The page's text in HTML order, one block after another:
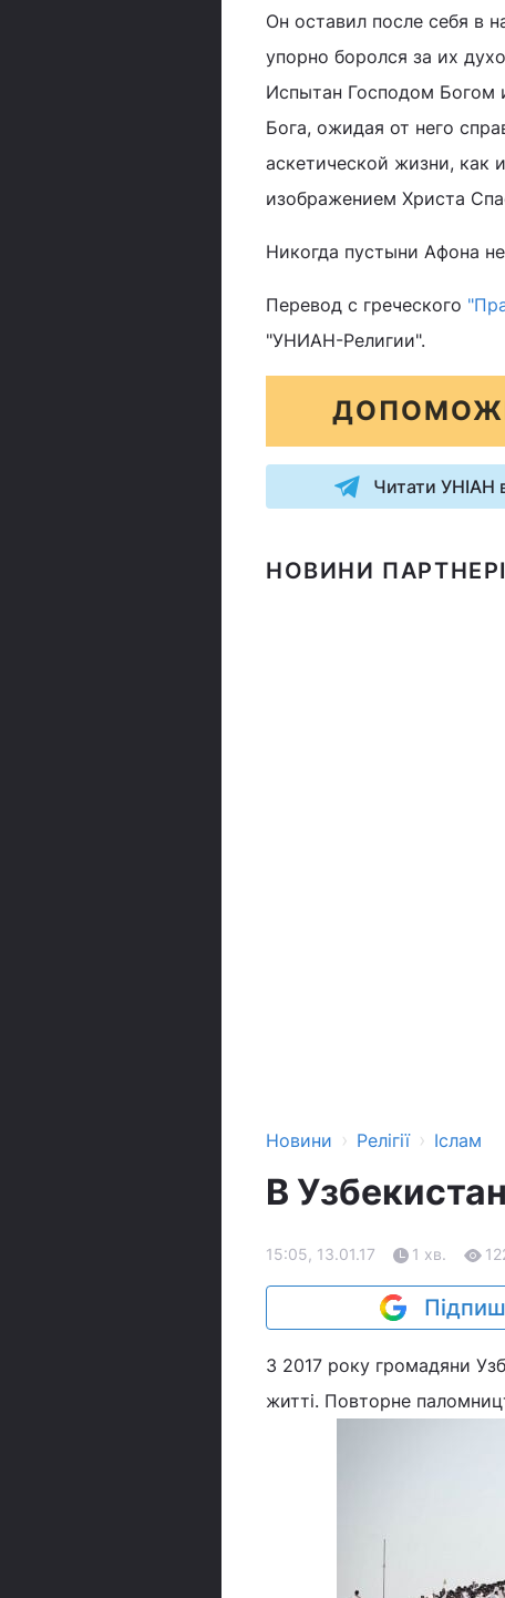
Он оставил после себя в
упорно боролся за их
Испытан Господом Богом
Бога, ожидая от него
аскетической жизни, как
изображением Христа
Никогда пустыни Афона
Перевод с греческого
"УНИАН-Религии".
Читати УНІАН
НОВИНИ
Новини › Релігії › Іслам
В
15:05, 13.01.17 1 хв.
З 2017 року громадяни
житті. Повторне